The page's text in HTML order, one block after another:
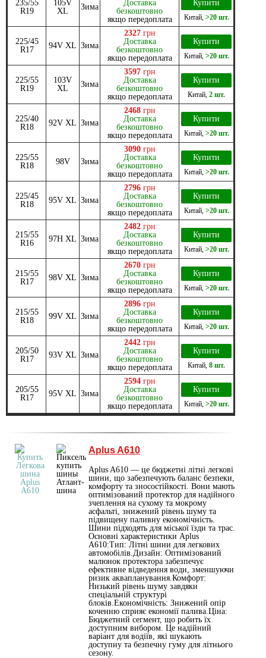
235/55
R19
105V
XL
Зима
Доставка
безкоштовно
якщо передоплата
Купити
Китай, >20 шт.
225/45
R17
94V XL Зима
2327 грн
Доставка
безкоштовно
якщо передоплата
Купити
Китай, >20 шт.
225/55
R19
103V
XL
Зима
3597 грн
Доставка
безкоштовно
якщо передоплата
Купити
Китай 2 шт.
225/40
R18
92V XL Зима
2468 грн
Доставка
безкоштовно
якщо передоплата
Купити
Китай, >20 шт.
225/55
R18
98V Зима
3090 грн
Доставка
безкоштовно
якщо передоплата
Купити
Китай, >20 шт.
225/45
R18
95V XL Зима
2796 грн
Доставка
безкоштовно
якщо передоплата
Купити
Китай, >20 шт.
215/55
R16
97H XL Зима
2482 грн
Доставка
безкоштовно
якщо передоплата
Купити
Китай, >20 шт.
215/55
R17
98V XL Зима
2670 грн
Доставка
безкоштовно
якщо передоплата
Купити
Китай, >20 шт.
215/55
R18
99V XL Зима
2896 грн
Доставка
безкоштовно
якщо передоплата
Купити
Китай, >20 шт.
205/50
R17
93V XL Зима
2442 грн
Доставка
безкоштовно
якщо передоплата
Купити
Китай 8 шт.
205/55
R17
95V XL Зима
2594 грн
Доставка
безкоштовно
якщо передоплата
Купити
Китай, >20 шт.
Aplus A610
Aplus A610 — це бюджетні літні легкові
шини, що забезпечують баланс безпеки,
комфорту та зносостійкості. Вони мають
оптимізований протектор для надійного
зчеплення на сухому та мокрому
асфальті, знижений рівень шуму та
підвищену паливну економічність.
Шини підходять для міської їзди та трас.
Основні характеристики Aplus
A610:Тип: Літні шини для легкових
автомобілів.Дизайн: Оптимізований
малюнок протектора забезпечує
ефективне відведення води, зменшуючи
ризик аквапланування.Комфорт:
Низький рівень шуму завдяки
спеціальній структурі
блоків.Економічність: Знижений опір
коченню сприяє економії палива.Ціна:
Бюджетний сегмент, що робить їх
доступним вибором. Це надійний
варіант для водіїв, які шукають
доступну та безпечну гуму для літнього
сезону.